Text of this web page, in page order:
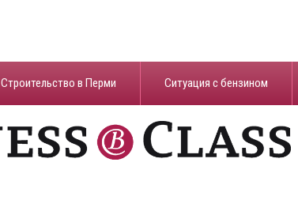
Строительство в Перми ​Ситуация с бензином